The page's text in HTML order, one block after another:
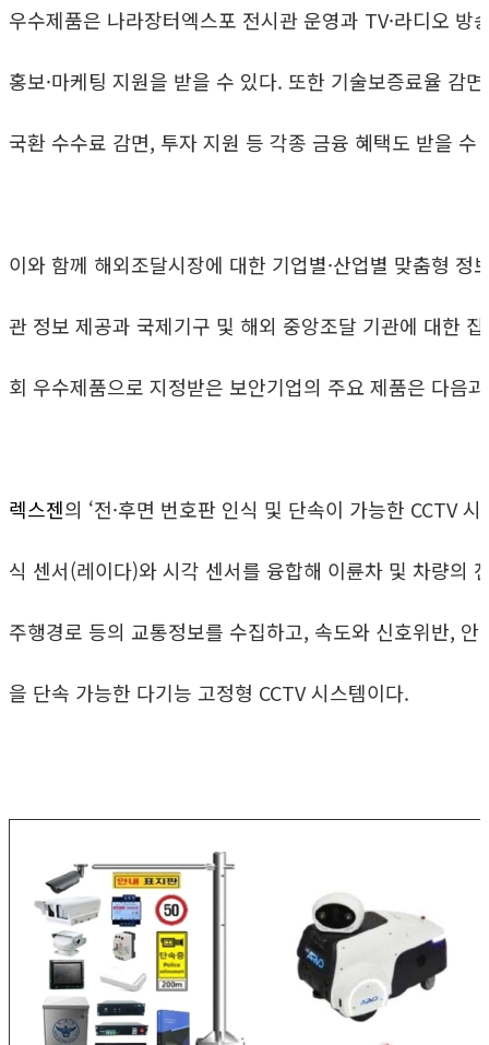
우수제품은 나라장터엑스포 전시관 운영과 TV·라디오
홍보·마케팅 지원을 받을 수 있다. 또한 기술보증료율 감
국환 수수료 감면, 투자 지원 등 각종 금융 혜택도 받을 수
이와 함께 해외조달시장에 대한 기업별·산업별 맞춤형
관 정보 제공과 국제기구 및 해외 중앙조달 기관에 대한
회 우수제품으로 지정받은 보안기업의 주요 제품은 다음
렉스젠의 ‘전·후면 번호판 인식 및 단속이 가능한 CCTV
식 센서(레이다)와 시각 센서를 융합해 이륜차 및 차량의
주행경로 등의 교통정보를 수집하고, 속도와 신호위반,
을 단속 가능한 다기능 고정형 CCTV 시스템이다.